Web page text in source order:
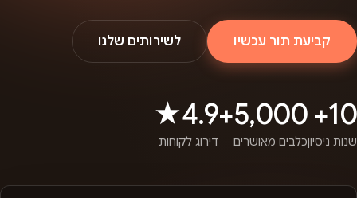
קביעת תור עכשיו לשירותים שלנו
10+
שנות ניסיון
5,000+
כלבים מאושרים
4.9★
דירוג לקוחות